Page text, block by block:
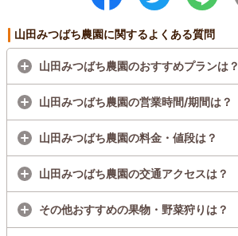
山田みつばち農園に関するよくある質問
山田みつばち農園のおすすめプランは？
山田みつばち農園の営業時間/期間は？
山田みつばち農園の料金・値段は？
山田みつばち農園の交通アクセスは？
その他おすすめの果物・野菜狩りは？